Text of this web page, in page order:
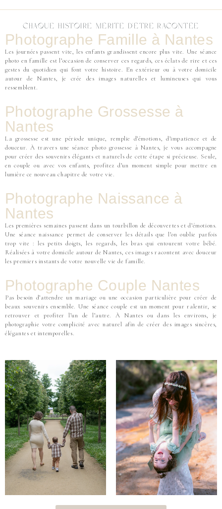
Chaque histoire mérite d'être racontée
Photographe Famille à Nantes
Les journées passent vite, les enfants grandissent encore plus vite. Une séance
photo en famille est l’occasion de conserver ces regards, ces éclats de rire et ces
gestes du quotidien qui font votre histoire. En extérieur ou à votre domicile
autour de Nantes, je crée des images naturelles et lumineuses qui vous
ressemblent.
Photographe Grossesse à
Nantes
La grossesse est une période unique, remplie d’émotions, d’impatience et de
douceur. À travers une séance photo grossesse à Nantes, je vous accompagne
pour créer des souvenirs élégants et naturels de cette étape si précieuse. Seule,
en couple ou avec vos enfants, profitez d’un moment simple pour mettre en
lumière ce nouveau chapitre de votre vie.
Photographe Naissance à
Nantes
Les premières semaines passent dans un tourbillon de découvertes et d’émotions.
Une séance naissance permet de conserver les détails que l’on oublie parfois
trop vite : les petits doigts, les regards, les bras qui entourent votre bébé.
Réalisées à votre domicile autour de Nantes, ces images racontent avec douceur
les premiers instants de votre nouvelle vie de famille.
Photographe Couple Nantes
Pas besoin d’attendre un mariage ou une occasion particulière pour créer de
beaux souvenirs ensemble. Une séance couple est un moment pour ralentir, se
retrouver et profiter l’un de l’autre. À Nantes ou dans les environs, je
photographie votre complicité avec naturel afin de créer des images sincères,
élégantes et intemporelles.